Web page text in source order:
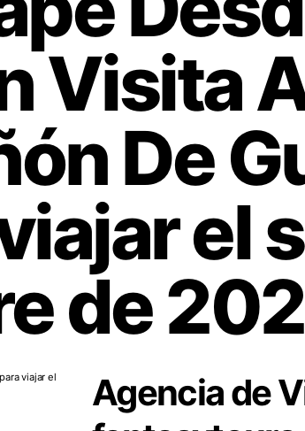
Visita
De
el
de
Agencia de